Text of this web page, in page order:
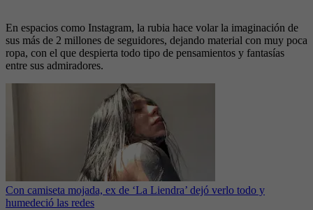
En espacios como Instagram, la rubia hace volar la imaginación de
sus más de 2 millones de seguidores, dejando material con muy poca
ropa, con el que despierta todo tipo de pensamientos y fantasías
entre sus admiradores.
Con camiseta mojada, ex de ‘La Liendra’ dejó verlo todo y
humedeció las redes